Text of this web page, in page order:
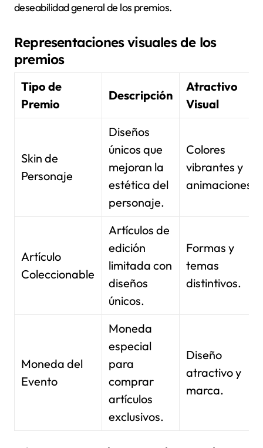
deseabilidad general de los premios.
Representaciones visuales de los
premios
Tipo de
Premio
Descripción
Atractivo
Visual
Skin de
Personaje
Diseños
únicos que
mejoran la
estética del
personaje.
Colores
vibrantes y
animaciones.
Artículo
Coleccionable
Artículos de
edición
limitada con
diseños
únicos.
Formas y
temas
distintivos.
Moneda del
Evento
Moneda
especial
para
comprar
artículos
exclusivos.
Diseño
atractivo y
marca.